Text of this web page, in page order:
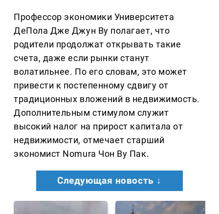
Профессор экономики Университета
ДеПола Дже Джун Ву полагает, что
родители продолжат открывать такие
счета, даже если рынки станут
волатильнее. По его словам, это может
привести к постепенному сдвигу от
традиционных вложений в недвижимость.
Дополнительным стимулом служит
высокий налог на прирост капитала от
недвижимости, отмечает старший
экономист Nomura Чон Ву Пак.
Следующая новость ↓